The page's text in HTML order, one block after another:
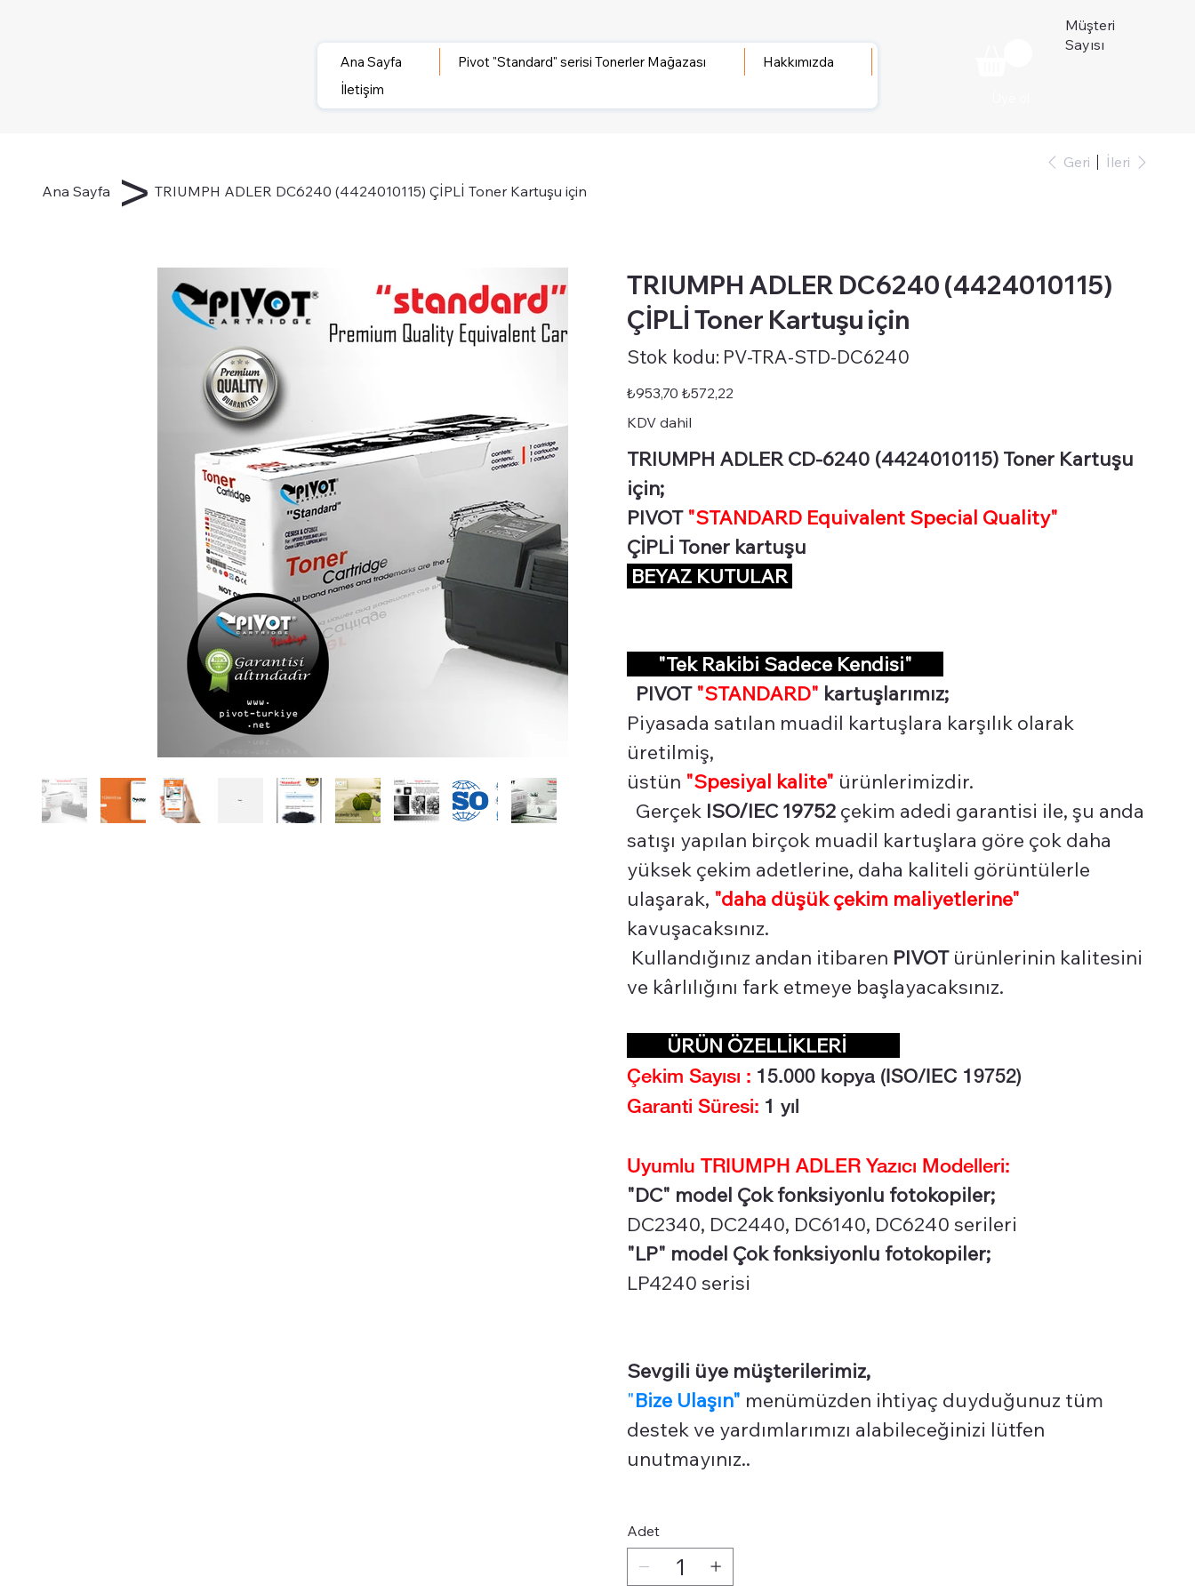
Ana Sayfa Pivot "Standard" serisi Tonerler Mağazası
Hakkımızda
İletişim
Müşteri
Sayısı
Ana Sayfa > TRIUMPH ADLER DC6240 (4424010115) ÇİPLİ Toner Kartuşu için
Geri İleri
TRIUMPH ADLER DC6240 (4424010115)
ÇİPLİ Toner Kartuşu için
Stok kodu:
kodu:
STD-
DC6240
PV-TRA-STD-DC6240
Orijinal
fiyat
₺953,70 İndirimli
fiyat
₺572,22
KDV dahil
TRIUMPH ADLER CD-6240 (4424010115) Toner Kartuşu
için;
PIVOT "STANDARD Equivalent Special Quality"
ÇİPLİ Toner kartuşu
BEYAZ KUTULAR
"Tek Rakibi Sadece Kendisi"
PIVOT "STANDARD" kartuşlarımız;
Piyasada satılan muadil kartuşlara karşılık olarak
üretilmiş,
üstün "Spesiyal kalite" ürünlerimizdir.
Gerçek ISO/IEC 19752 çekim adedi garantisi ile, şu anda
satışı yapılan birçok muadil kartuşlara göre çok daha
yüksek çekim adetlerine, daha kaliteli görüntülerle
ulaşarak, "daha düşük çekim maliyetlerine"
kavuşacaksınız.
Kullandığınız andan itibaren PIVOTürünlerinin kalitesini
ve kârlılığını fark etmeye başlayacaksınız.
ÜRÜN ÖZELLİKLERİ
Çekim Sayısı : 15.000 kopya (ISO/IEC 19752)
Garanti Süresi: 1 yıl
Uyumlu TRIUMPH ADLER Yazıcı Modelleri:
"DC" model Çok fonksiyonlu fotokopiler;
DC2340, DC2440, DC6140, DC6240 serileri
"LP" model Çok fonksiyonlu fotokopiler;
LP4240 serisi
Sevgili üye müşterilerimiz,
"Bize Ulaşın" menümüzden ihtiyaç duyduğunuz tüm
destek ve yardımlarımızı alabileceğinizi lütfen
unutmayınız..
Adet